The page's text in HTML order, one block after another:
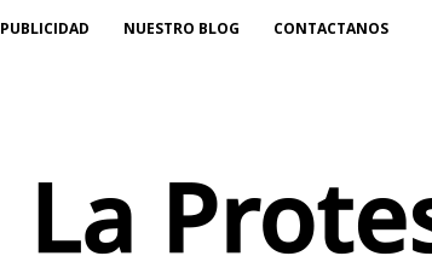
PUBLICIDAD NUESTRO BLOG CONTACTANOS